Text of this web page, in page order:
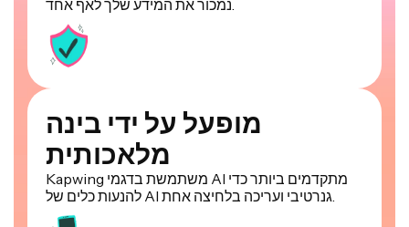
מופעל על ידי בינה
מלאכותית
Kapwing משתמשת בדגמי AI מתקדמים ביותר כדי